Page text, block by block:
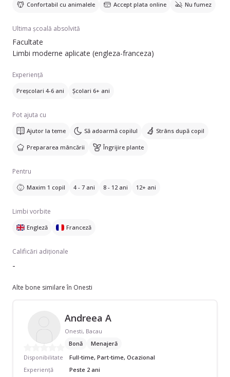
Confortabil cu animalele Accept plata online Nu fumez
Ultima școală absolvită
Facultate
Limbi moderne aplicate (engleza-franceza)
Experiență
Preșcolari 4-6 ani Școlari 6+ ani
Pot ajuta cu
Ajutor la teme Să adoarmă copilul Strâns după copil
Prepararea mâncării Îngrijire plante
Pentru
Maxim 1 copil 4 - 7 ani 8 - 12 ani 12+ ani
Limbi vorbite
Engleză Franceză
Calificări adiționale
-
Alte bone similare în Onesti
Andreea A
Onesti, Bacau
Bonă
Menajeră
Disponibilitate
Full-time, Part-time, Ocazional
Experiență
Peste 2 ani